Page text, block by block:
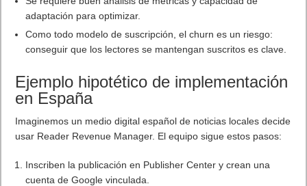
adaptación para optimizar.
Como todo modelo de suscripción, el churn es un riesgo:
conseguir que los lectores se mantengan suscritos es clave.
Ejemplo hipotético de implementación
en España
Imaginemos un medio digital español de noticias locales decide
usar Reader Revenue Manager. El equipo sigue estos pasos:
Inscriben la publicación en Publisher Center y crean una
cuenta de Google vinculada.